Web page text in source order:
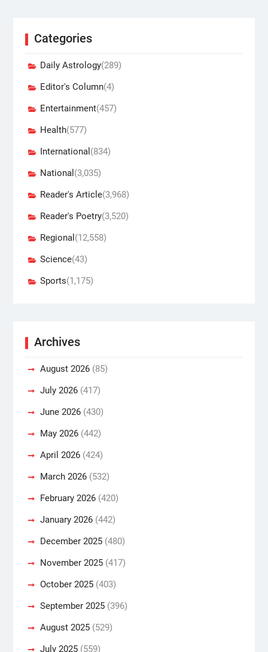
Categories
Daily Astrology(289)
Editor's Column(4)
Entertainment(457)
Health(577)
International (834)
National (3,035)
Reader's Article(3,968)
Reader's Poetry(3,520)
Regional (12,558)
Science(43)
Sports(1,175)
Archives
August 2026(85)
July 2026(417)
June 2026(430)
May 2026(442)
April 2026(424)
March 2026(532)
February 2026(420)
January 2026(442)
December 2025(480)
November 2025(417)
October 2025(403)
September 2025(396)
August 2025(529)
July 2025(559)